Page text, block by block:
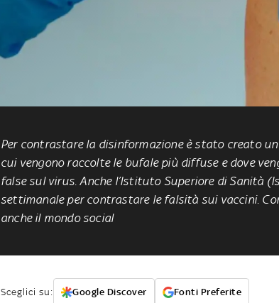
Per contrastare la disinformazione è stato creato
cui vengono raccolte le bufale più diffuse e dove
false sul virus. Anche l’Istituto Superiore di Sanità
settimanale per contrastare le falsità sui vaccini.
anche il mondo social
Sceglici su: Google Discover Fonti Preferite